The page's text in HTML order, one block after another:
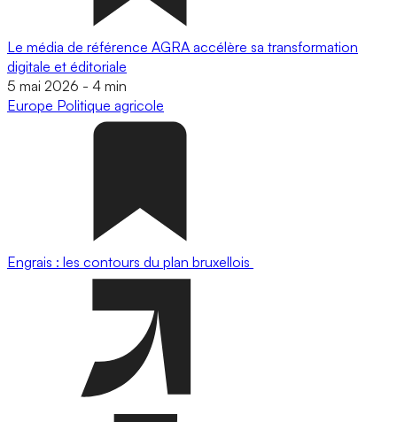
Le média de référence AGRA accélère sa transformation
digitale et éditoriale
5 mai 2026 - 4 min
Europe Politique agricole
Engrais : les contours du plan bruxellois